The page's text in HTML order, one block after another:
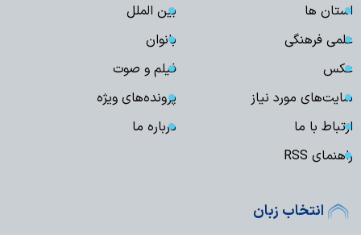
استان ها
بین الملل
علمی فرهنگی
بانوان
عکس
فیلم و صوت
سایت‌های مورد نیاز
پرونده‌های ویژه
ارتباط با ما
درباره ما
راهنمای RSS
انتخاب زبان